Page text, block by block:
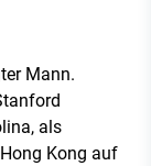
Mann.
als
Kong auf